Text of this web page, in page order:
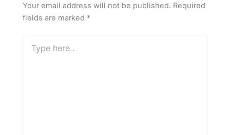
Your email address will not be published. Required
fields are marked *
here..